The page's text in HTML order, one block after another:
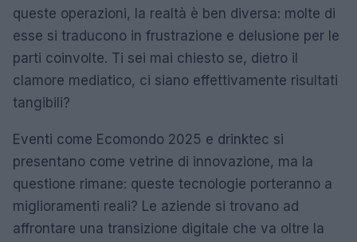
queste operazioni, la realtà è ben diversa: molte di
esse si traducono in frustrazione e delusione per le
parti coinvolte. Ti sei mai chiesto se, dietro il
clamore mediatico, ci siano effettivamente risultati
tangibili?
Eventi come Ecomondo 2025 e drinktec si
presentano come vetrine di innovazione, ma la
questione rimane: queste tecnologie porteranno a
miglioramenti reali? Le aziende si trovano ad
affrontare una transizione digitale che va oltre la